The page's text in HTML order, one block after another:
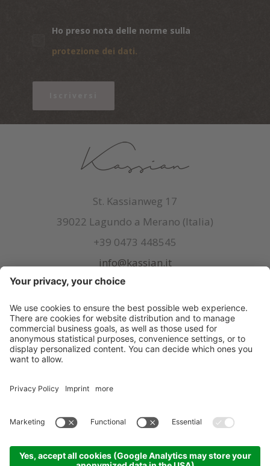
Ho preso nota delle norme sulla
protezione dei dati.
St. Kassianweg 17
39022 Lagundo a Merano (Italia)
+39 0473 448545
info@kassian.it
© Kassian. CIN: IT021038A1FXQUMHJW Credits.
produced by